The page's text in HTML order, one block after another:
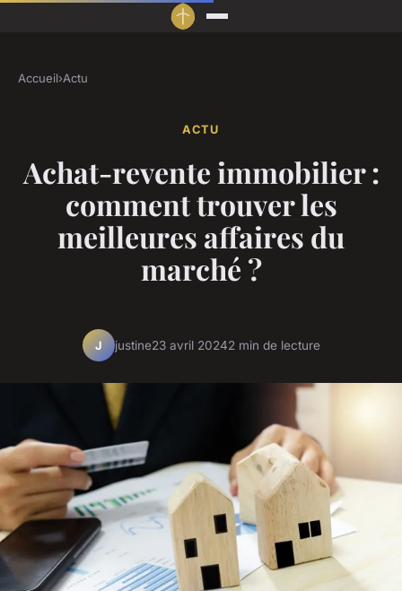
Accueil›Actu
ACTU
Achat-revente immobilier :
comment trouver les
meilleures affaires du
marché ?
J justine23 avril 20242 min de lecture